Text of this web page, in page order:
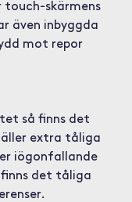
skärmens
även inbyggda
mot repor
så finns det
extra tåliga
iögonfallande
det tåliga